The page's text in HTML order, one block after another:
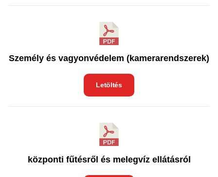
Személy és vagyonvédelem (kamerarendszerek)
Letöltés
központi fűtésről és melegvíz ellátásról